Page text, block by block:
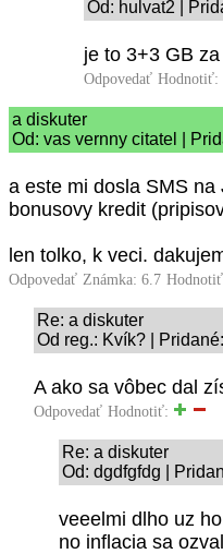
Od: hulvat2 |
je to 3+3 GB
Odpovedať Hodnotiť:
a diskuter
Od: vas vernny citatel |
a este mi dosla SMS
bonusovy kredit
len tolko, k veci.
Odpovedať Známka: 6.7
Re: a diskuter
Od reg.: Kvík? |
A ako sa vôbec dal
Odpovedať Hodnotiť:
Re: a diskuter
Od: dgdfgfdg |
veeelmi dlho uz
no inflacia sa